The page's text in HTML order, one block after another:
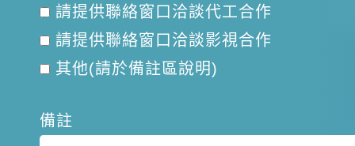
請提供聯絡窗口洽談代工合作
請提供聯絡窗口洽談影視合作
其他(請於備註區說明)
備註